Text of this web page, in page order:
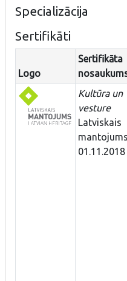
Specializācija
Sertifikāti
Logo
Sertifikāta
Kultūra un
vesture
Latviskais
mantojums
01.11.2018